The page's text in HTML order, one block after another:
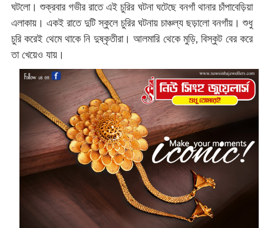
ঘটলো। শুক্রবার গভীর রাতে এই চুরির ঘটনা ঘটেছে বনগাঁ থানার চাঁপাবেড়িয়া
এলাকায়। একই রাতে দুটি স্কুলে চুরির ঘটনায় চাঞ্চল্য ছড়ালো বনগাঁয়। শুধু
চুরি করেই থেমে থাকে নি দুষ্কৃতীরা। আলমারি থেকে মুড়ি, বিস্কুট বের করে
তা খেয়েও যায়।